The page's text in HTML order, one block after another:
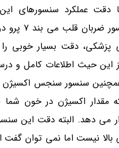
دقت عملکرد سنسورهای
بگوییم
پزشکی، دقت بسیار خوبی
این حیث اطلاعات کامل و
سنسور سنجس اکسیژن
می دهد. البته دقت این
نیست اما نمی توان گفت